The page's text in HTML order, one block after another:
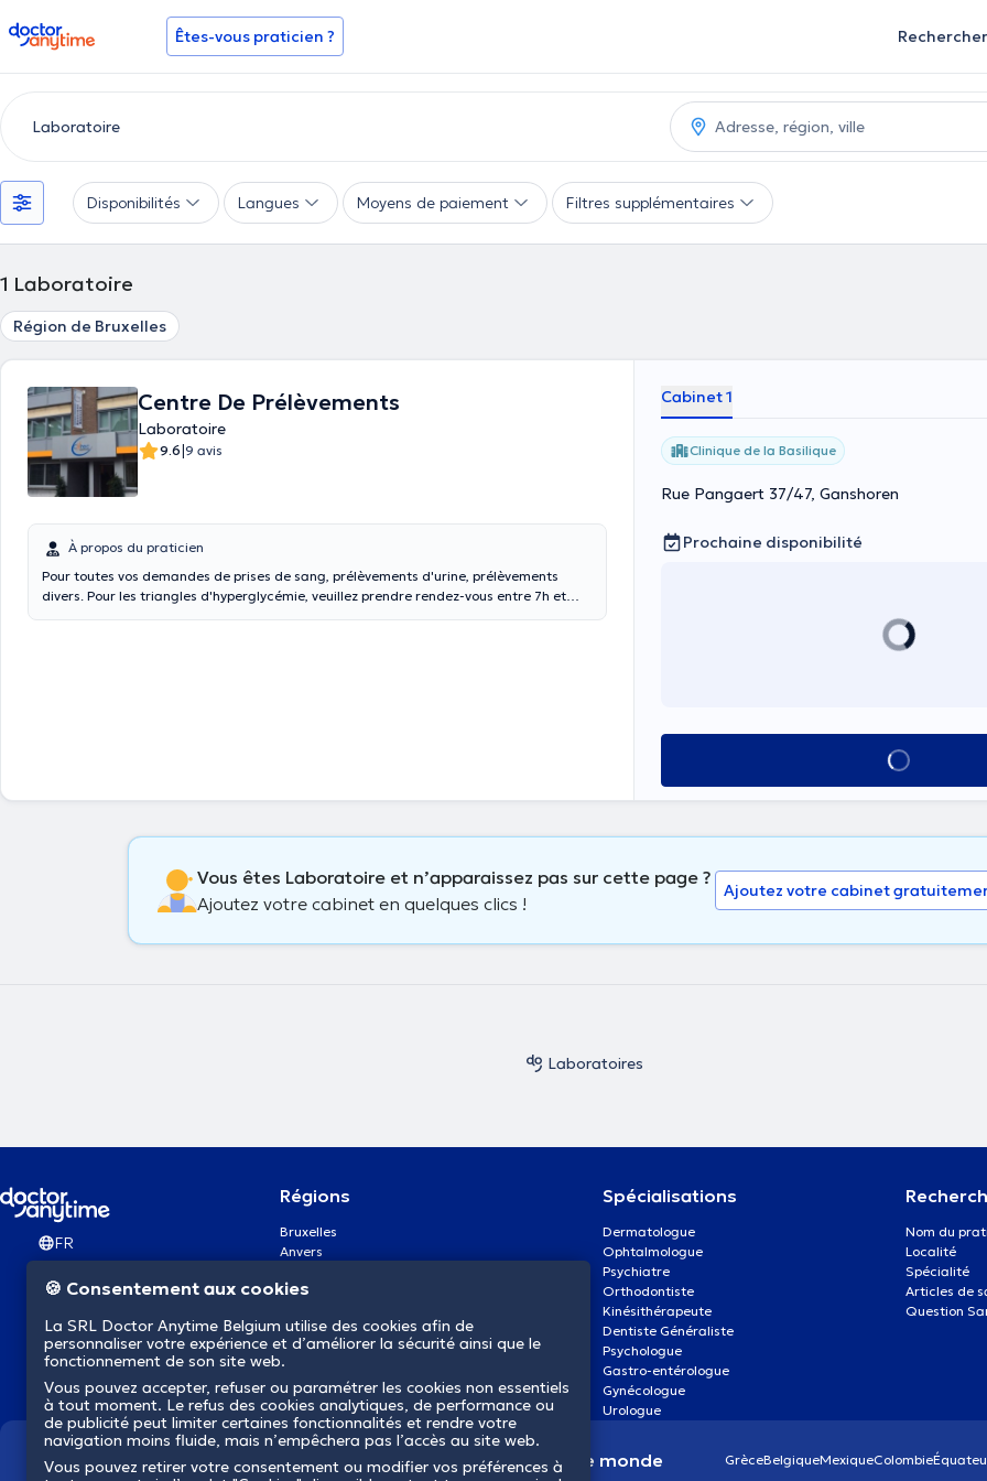
doctoranytime Êtes-vous praticien ? Rechercher
Disponibilités Langues Moyens de paiement Filtres supplémentaires
1 Laboratoire
Région de Bruxelles
Centre De Prélèvements
Laboratoire
9.6|9 avis
À propos du praticien
Pour toutes vos demandes de prises de sang, prélèvements d'urine, prélèvements
divers. Pour les triangles d'hyperglycémie, veuillez prendre rendez-vous entre 7h et
Cabinet 1
Clinique de la Basilique
Rue Pangaert 37/47, Ganshoren
Prochaine disponibilité
Voir tout
Vous êtes Laboratoire et n’apparaissez pas sur cette page ?
Ajoutez votre cabinet en quelques clics !
Ajoutez votre cabinet
Laboratoires
FR
Régions
Bruxelles
Anvers
Charleroi
Bruges
Namur
Louvain
Mons
Aalst Flandre-Orientale
Spécialisations
Dermatologue
Ophtalmologue
Psychiatre
Orthodontiste
Kinésithérapeute
Dentiste Généraliste
Psychologue
Gastro-entérologue
Gynécologue
Urologue
Nom du
Localité
Spécialité
Articles de
Question
Nous révolutionnons la santé dans le monde GrèceBelgiqueMexiqueColombie
🍪 Consentement aux cookies
La SRL Doctor Anytime Belgium utilise des cookies afin de
personnaliser votre expérience et d’améliorer la sécurité ainsi que le
fonctionnement de son site web.
Vous pouvez accepter, refuser ou paramétrer les cookies non essentiels
à tout moment. Le refus des cookies analytiques, de performance ou
de publicité peut limiter certaines fonctionnalités et rendre votre
navigation moins fluide, mais n’empêchera pas l’accès au site web.
Vous pouvez retirer votre consentement ou modifier vos préférences à